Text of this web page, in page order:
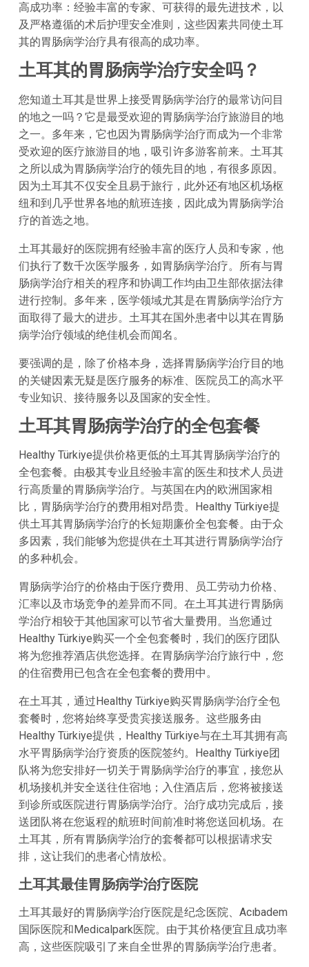
高成功率：经验丰富的专家、可获得的最先进技术，以
及严格遵循的术后护理安全准则，这些因素共同使土耳
其的胃肠病学治疗具有很高的成功率。
土耳其的胃肠病学治疗安全吗？
您知道土耳其是世界上接受胃肠病学治疗的最常访问目
的地之一吗？它是最受欢迎的胃肠病学治疗旅游目的地
之一。多年来，它也因为胃肠病学治疗而成为一个非常
受欢迎的医疗旅游目的地，吸引许多游客前来。土耳其
之所以成为胃肠病学治疗的领先目的地，有很多原因。
因为土耳其不仅安全且易于旅行，此外还有地区机场枢
纽和到几乎世界各地的航班连接，因此成为胃肠病学治
疗的首选之地。
土耳其最好的医院拥有经验丰富的医疗人员和专家，他
们执行了数千次医学服务，如胃肠病学治疗。所有与胃
肠病学治疗相关的程序和协调工作均由卫生部依据法律
进行控制。多年来，医学领域尤其是在胃肠病学治疗方
面取得了最大的进步。土耳其在国外患者中以其在胃肠
病学治疗领域的绝佳机会而闻名。
要强调的是，除了价格本身，选择胃肠病学治疗目的地
的关键因素无疑是医疗服务的标准、医院员工的高水平
专业知识、接待服务以及国家的安全性。
土耳其胃肠病学治疗的全包套餐
Healthy Türkiye提供价格更低的土耳其胃肠病学治疗的
全包套餐。由极其专业且经验丰富的医生和技术人员进
行高质量的胃肠病学治疗。与英国在内的欧洲国家相
比，胃肠病学治疗的费用相对昂贵。Healthy Türkiye提
供土耳其胃肠病学治疗的长短期廉价全包套餐。由于众
多因素，我们能够为您提供在土耳其进行胃肠病学治疗
的多种机会。
胃肠病学治疗的价格由于医疗费用、员工劳动力价格、
汇率以及市场竞争的差异而不同。在土耳其进行胃肠病
学治疗相较于其他国家可以节省大量费用。当您通过
Healthy Türkiye购买一个全包套餐时，我们的医疗团队
将为您推荐酒店供您选择。在胃肠病学治疗旅行中，您
的住宿费用已包含在全包套餐的费用中。
在土耳其，通过Healthy Türkiye购买胃肠病学治疗全包
套餐时，您将始终享受贵宾接送服务。这些服务由
Healthy Türkiye提供，Healthy Türkiye与在土耳其拥有高
水平胃肠病学治疗资质的医院签约。Healthy Türkiye团
队将为您安排好一切关于胃肠病学治疗的事宜，接您从
机场接机并安全送往住宿地；入住酒店后，您将被接送
到诊所或医院进行胃肠病学治疗。治疗成功完成后，接
送团队将在您返程的航班时间前准时将您送回机场。在
土耳其，所有胃肠病学治疗的套餐都可以根据请求安
排，这让我们的患者心情放松。
土耳其最佳胃肠病学治疗医院
土耳其最好的胃肠病学治疗医院是纪念医院、Acıbadem
国际医院和Medicalpark医院。由于其价格便宜且成功率
高，这些医院吸引了来自全世界的胃肠病学治疗患者。